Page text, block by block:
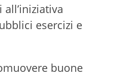
esercizi e
buone